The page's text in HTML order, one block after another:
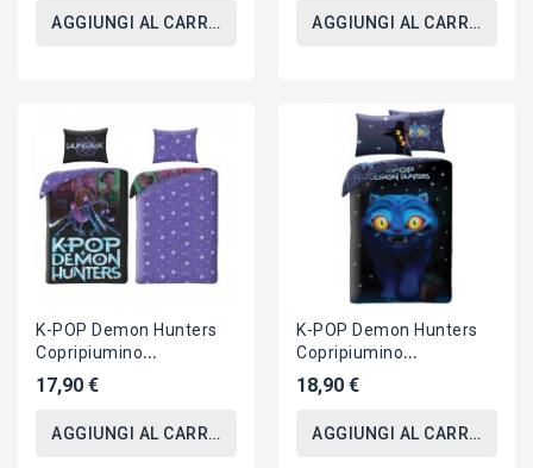
AGGIUNGI AL CARRELLO AGGIUNGI AL CARRELLO
K-POP Demon Hunters
Copripiumino
REVERSIBILE SET LETTO
140x200cm Poliestere
17,90 €
AGGIUNGI AL CARRELLO
K-POP Demon Hunters
Copripiumino
REVERSIBILE SET LETTO
140x200cm Poliestere
18,90 €
AGGIUNGI AL CARRELLO